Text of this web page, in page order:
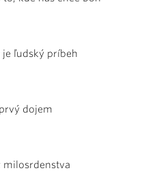
je ľudský príbeh
dojem
milosrdenstva